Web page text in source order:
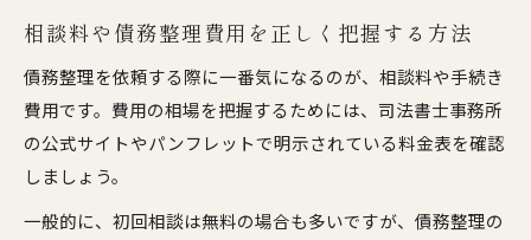
相談料や債務整理費用を正しく把握する方法
債務整理を依頼する際に一番気になるのが、相談料や手続き
費用です。費用の相場を把握するためには、司法書士事務所
の公式サイトやパンフレットで明示されている料金表を確認
しましょう。
一般的に、初回相談は無料の場合も多いですが、債務整理の